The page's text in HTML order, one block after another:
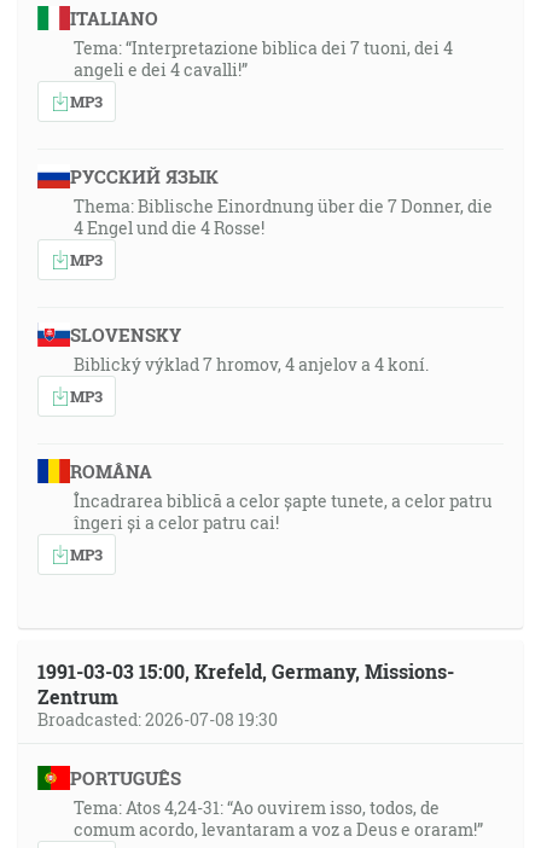
ITALIANO
Tema: “Interpretazione biblica dei 7 tuoni, dei 4
angeli e dei 4 cavalli!”
MP3
РУССКИЙ ЯЗЫК
Thema: Biblische Einordnung über die 7 Donner, die
4 Engel und die 4 Rosse!
MP3
SLOVENSKY
Biblický výklad 7 hromov, 4 anjelov a 4 koní.
MP3
ROMÂNA
Încadrarea biblică a celor șapte tunete, a celor patru
îngeri și a celor patru cai!
MP3
1991-03-03 15:00, Krefeld, Germany, Missions-
Zentrum
Broadcasted: 2026-07-08 19:30
PORTUGUÊS
Tema: Atos 4,24-31: “Ao ouvirem isso, todos, de
comum acordo, levantaram a voz a Deus e oraram!”